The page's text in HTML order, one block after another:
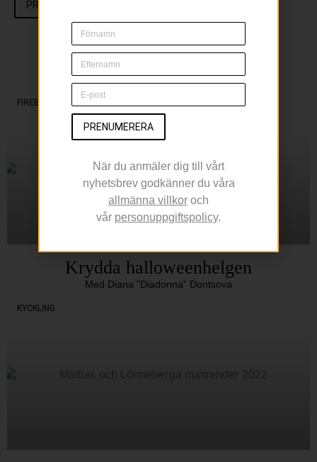
PRENUMERERA
RELATERAT
FIREBALL
Krydda halloweenhelgen
Med Diana ”Diadonna” Dontsova
KYCKLING
PRENUMERERA
När du anmäler dig till vårt
nyhetsbrev godkänner du våra
allmänna villkor och
vår personuppgiftspolicy.